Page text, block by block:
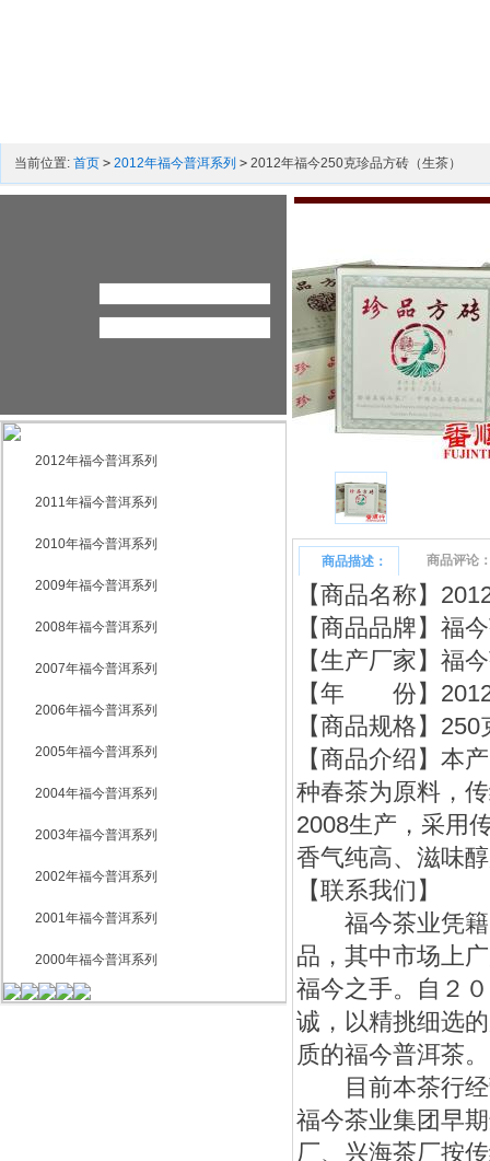
当前位置: 首页 > 2012年福今普洱系列 > 2012年福今250克珍品方砖（生茶）
2012年福今普洱系列
2011年褔今普洱系列
2010年福今普洱系列
2009年福今普洱系列
2008年福今普洱系列
2007年福今普洱系列
2006年福今普洱系列
2005年福今普洱系列
2004年福今普洱系列
2003年福今普洱系列
2002年福今普洱系列
2001年福今普洱系列
2000年福今普洱系列
商品描述： 商品评论
【商品名称】
【商品品牌】福
【生产厂家】福
【年 份】
【商品规格】250
【商品介绍】本
种春茶为原料，
2008生产，采用
香气纯高、滋味
【联系我们】
福今茶业凭籍
品，其中市场上
福今之手。自２
诚，以精挑细选
质的福今普洱茶。
目前本茶行经营
福今茶业集团早
厂、兴海茶厂按